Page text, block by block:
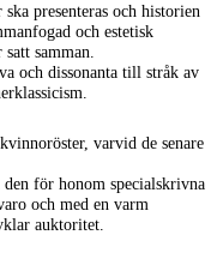
presenteras och historien
och estetisk
satt samman.
och dissonanta till stråk av
varvid de senare
för honom specialskrivna
och med en varm
auktoritet.